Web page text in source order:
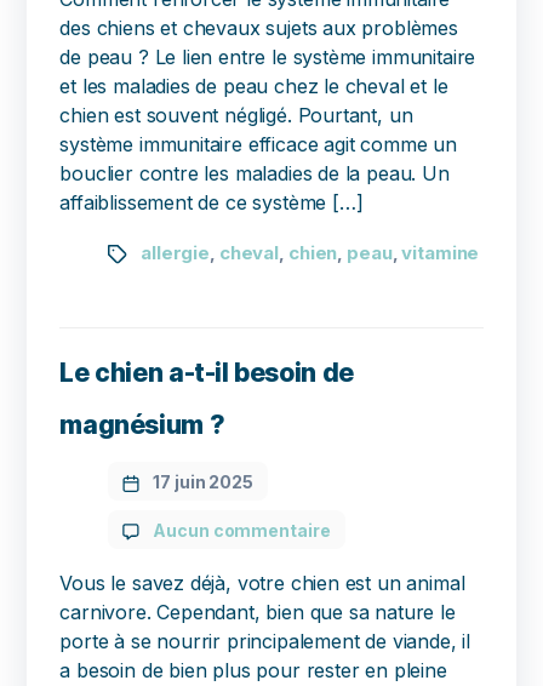
des chiens et chevaux sujets aux problèmes
de peau ? Le lien entre le système immunitaire
et les maladies de peau chez le cheval et le
chien est souvent négligé. Pourtant, un
système immunitaire efficace agit comme un
bouclier contre les maladies de la peau. Un
affaiblissement de ce système […]
allergie cheval chien peau,vitamine
Le chien a-t-il besoin de
magnésium ?
17 juin 2025
Aucun commentaire
Vous le savez déjà, votre chien est un animal
carnivore. Cependant, bien que sa nature le
porte à se nourrir principalement de viande, il
a besoin de bien plus pour rester en pleine